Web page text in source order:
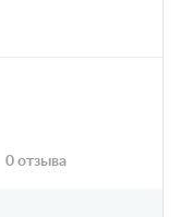
0 отзыва